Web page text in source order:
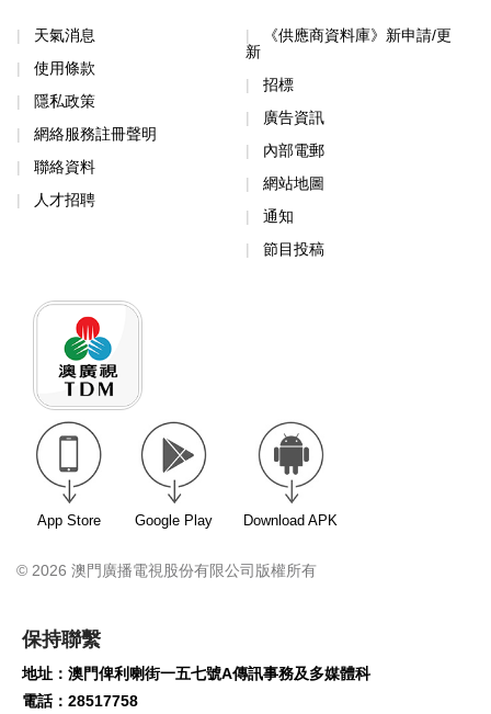
天氣消息
使用條款
隱私政策
網絡服務註冊聲明
聯絡資料
人才招聘
《供應商資料庫》新申請/更
新
招標
廣告資訊
內部電郵
網站地圖
通知
節目投稿
App Store Google Play Download APK
© 2026 澳門廣播電視股份有限公司版權所有
保持聯繫
地址：澳門俾利喇街一五七號A傳訊事務及多媒體科
電話：28517758